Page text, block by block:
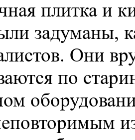
плитка и
задуманы,
Они
по